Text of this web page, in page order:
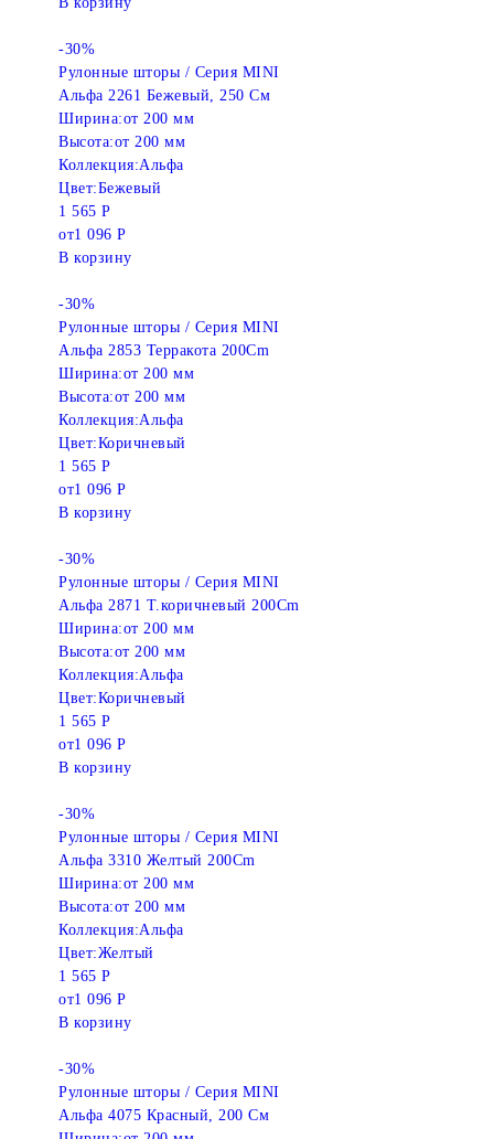
-30%
Рулонные шторы / Серия MINI
Альфа 2261 Бежевый, 250 См
Ширина:от 200 мм
Высота:от 200 мм
Коллекция:Альфа
Цвет:Бежевый
1 565 Р
от1 096 Р
В корзину
-30%
Рулонные шторы / Серия MINI
Альфа 2853 Терракота 200Cm
Ширина:от 200 мм
Высота:от 200 мм
Коллекция:Альфа
Цвет:Коричневый
1 565 Р
от1 096 Р
В корзину
-30%
Рулонные шторы / Серия MINI
Альфа 2871 Т.коричневый 200Cm
Ширина:от 200 мм
Высота:от 200 мм
Коллекция:Альфа
Цвет:Коричневый
1 565 Р
от1 096 Р
В корзину
-30%
Рулонные шторы / Серия MINI
Альфа 3310 Желтый 200Cm
Ширина:от 200 мм
Высота:от 200 мм
Коллекция:Альфа
Цвет:Желтый
1 565 Р
от1 096 Р
В корзину
-30%
Рулонные шторы / Серия MINI
Альфа 4075 Красный, 200 См